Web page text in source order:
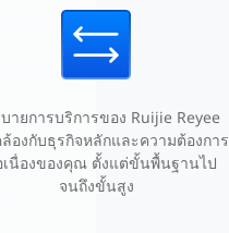
ายการบริการของ Ruijie Reyee
องกับธุรกิจหลักและความต้องการ
นื่องของคุณ ตั้งแต่ขั้นพื้นฐานไป
จนถึงขั้นสูง